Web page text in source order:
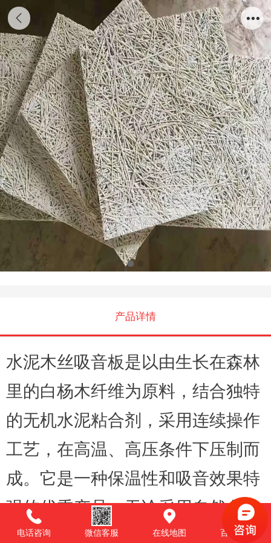
水泥木丝吸音板
产品详情
水泥木丝吸音板是以由生长在森林
里的白杨木纤维为原料，结合独特
的无机水泥粘合剂，采用连续操作
工艺，在高温、高压条件下压制而
成。它是一种保温性和吸音效果特
强的优秀产品。无论采用自然色或
喷漆都能产生极好的效果
木丝板特
电话咨询 微信客服 在线地图 百度商桥